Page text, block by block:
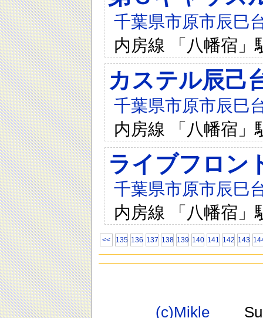
千葉県市原市辰巳
内房線 「八幡宿」
カステル辰己
千葉県市原市辰巳
内房線 「八幡宿」
ライブフロン
千葉県市原市辰巳
内房線 「八幡宿」
<< 135 136 137 138 139 140 141 142 143
(c)Mikle